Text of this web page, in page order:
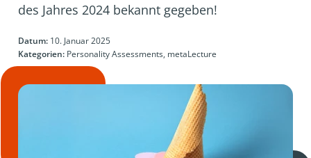
des Jahres 2024 bekannt gegeben!
Datum: 10. Januar 2025
Kategorien: Personality Assessments, metaLecture